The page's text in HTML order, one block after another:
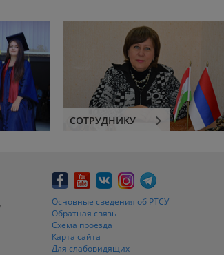
СОТРУДНИКУ
Основные сведения об РТСУ
Обратная связь
Схема проезда
Карта сайта
Для слабовидящих